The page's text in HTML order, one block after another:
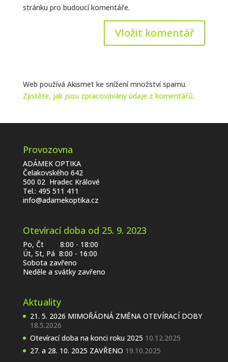
stránku pro budoucí komentáře.
Web používá Akismet ke snížení množství spamu.
Zjistěte, jak jsou zpracovávány údaje z komentářů.
Provozovna
ADÁMEK OPTIKA
Čelakovského 642
500 02 Hradec Králové
Tel.: 495 511 411
info@adamekoptika.cz
Otevírací doba od 25. 9. 2023
Po, Čt 8:00 - 18:00
Út, St, Pá 8:00 - 16:00
Sobota zavřeno
Neděle a svátky zavřeno
Aktuality
21. 5. 2026 MIMOŘÁDNÁ ZMĚNA OTEVÍRACÍ DOBY
18.5.2026
Otevírací doba na konci roku 2025 10.12.2025
27. a 28. 10. 2025 ZAVŘENO 19.10.2025